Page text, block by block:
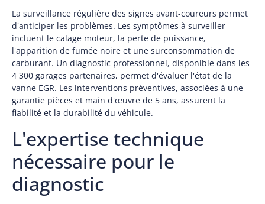
La surveillance régulière des signes avant-coureurs permet
d'anticiper les problèmes. Les symptômes à surveiller
incluent le calage moteur, la perte de puissance,
l'apparition de fumée noire et une surconsommation de
carburant. Un diagnostic professionnel, disponible dans les
4 300 garages partenaires, permet d'évaluer l'état de la
vanne EGR. Les interventions préventives, associées à une
garantie pièces et main d'œuvre de 5 ans, assurent la
fiabilité et la durabilité du véhicule.
L'expertise technique
nécessaire pour le
diagnostic